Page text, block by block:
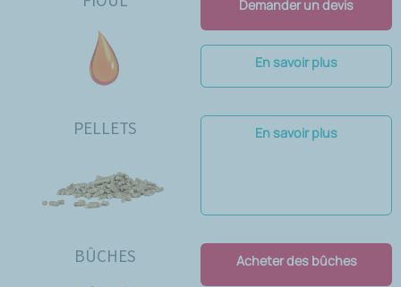
Demander un devis
En savoir plus
PELLETS En savoir plus
BÛCHES Acheter des bûches